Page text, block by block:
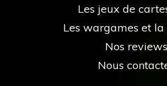
Les jeux de
Les wargames et
Nos reviews
Nous